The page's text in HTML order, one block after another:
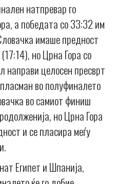
натпревар го
а победата со 33:32 им
имаше предност
но Црна Гора со
направи целосен пресврт
во полуфиналето
во самиот финиш
но Црна Гора
и се пласира меѓу
Египет и Шпанија,